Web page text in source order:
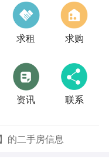
求租 求购
资讯 联系
的二手房信息